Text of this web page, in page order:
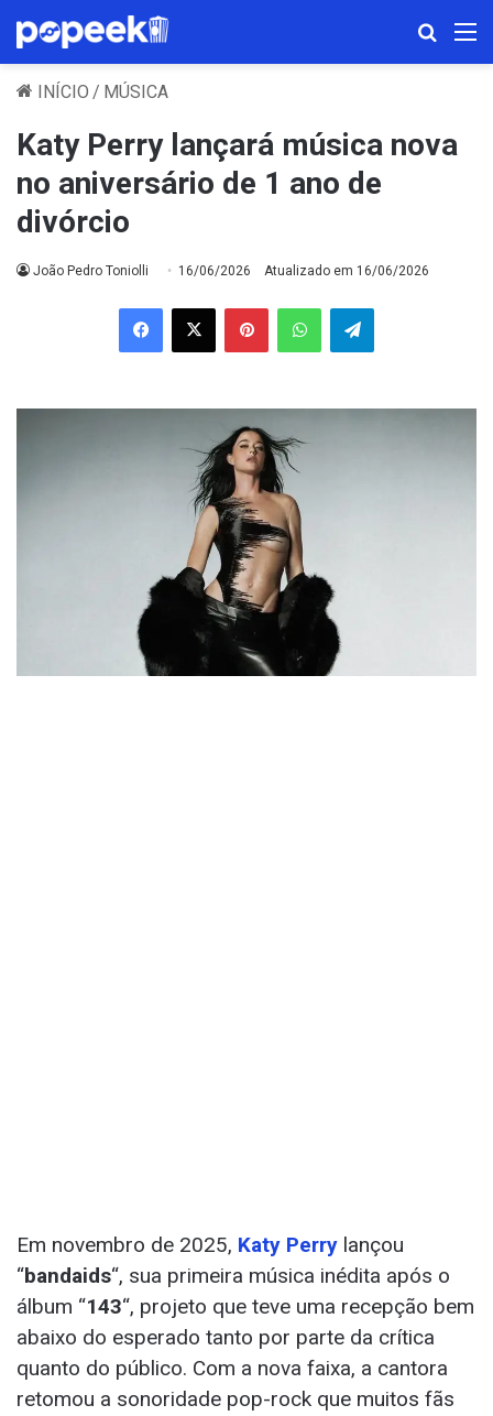
INÍCIO / MÚSICA
Katy Perry lançará música nova
no aniversário de 1 ano de
divórcio
João Pedro Toniolli 16/06/2026 Atualizado em 16/06/2026
Facebook
X PinterestWhatsAppTelegram
Em novembro de 2025, Katy Perry lançou
“bandaids“, sua primeira música inédita após o
álbum “143“, projeto que teve uma recepção bem
abaixo do esperado tanto por parte da crítica
quanto do público. Com a nova faixa, a cantora
retomou a sonoridade pop-rock que muitos fãs